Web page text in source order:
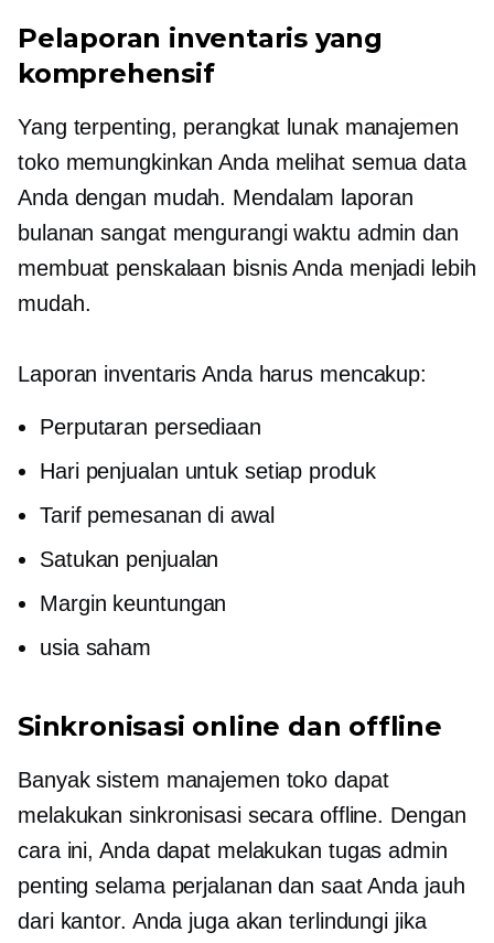
Pelaporan inventaris yang
komprehensif
Yang terpenting, perangkat lunak manajemen
toko memungkinkan Anda melihat semua data
Anda dengan mudah. Mendalam laporan
bulanan sangat mengurangi waktu admin dan
membuat penskalaan bisnis Anda menjadi lebih
mudah.
Laporan inventaris Anda harus mencakup:
Perputaran persediaan
Hari penjualan untuk setiap produk
Tarif pemesanan di awal
Satukan penjualan
Margin keuntungan
usia saham
Sinkronisasi online dan offline
Banyak sistem manajemen toko dapat
melakukan sinkronisasi secara offline. Dengan
cara ini, Anda dapat melakukan tugas admin
penting selama perjalanan dan saat Anda jauh
dari kantor. Anda juga akan terlindungi jika